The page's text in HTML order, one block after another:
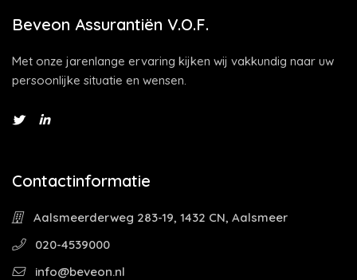
Beveon Assurantiën V.O.F.
Met onze jarenlange ervaring kijken wij vakkundig naar uw
persoonlijke situatie en wensen.
Contactinformatie
Aalsmeerderweg 283-19, 1432 CN, Aalsmeer
020-4539000
info@beveon.nl